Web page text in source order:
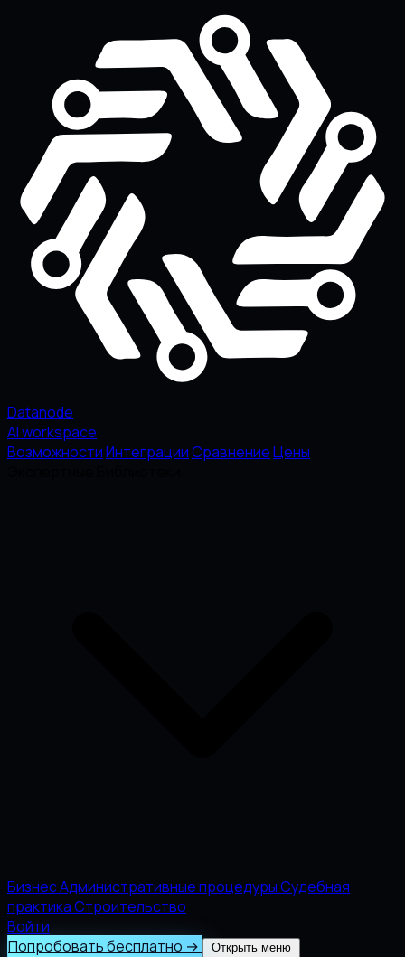
Datanode
AI workspace
ВозможностиИнтеграцииСравнениеЦены
БизнесАдминистративные процедурыСудебная
практикаСтроительство
Войти
Попробовать бесплатно → Открыть меню